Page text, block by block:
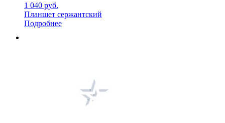
1 040 руб.
Планшет сержантский
Подробнее